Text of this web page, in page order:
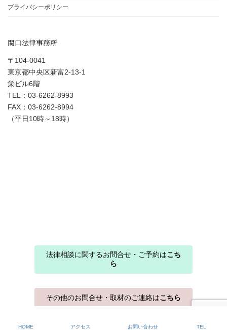
プライバシーポリシー
関口法律事務所
〒104-0041
東京都中央区新富2-13-1
栄ビル6階
TEL：03-6262-8993
FAX：03-6262-8994
（平日10時～18時）
法律相談に関するお問合せ・ご予約はこち
ら
その他のお問合せ・取材のご連絡はこちら
HOME アクセス お問い合わせ TEL